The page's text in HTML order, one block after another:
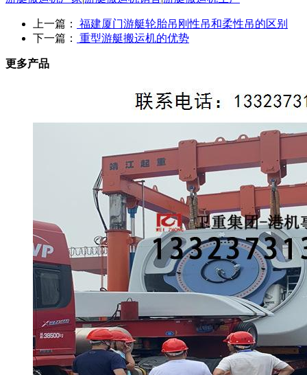
上一篇：
福建厦门游艇轮胎吊刚性吊和柔性吊的区别
下一篇：
重型游艇搬运机的优势
更多产品